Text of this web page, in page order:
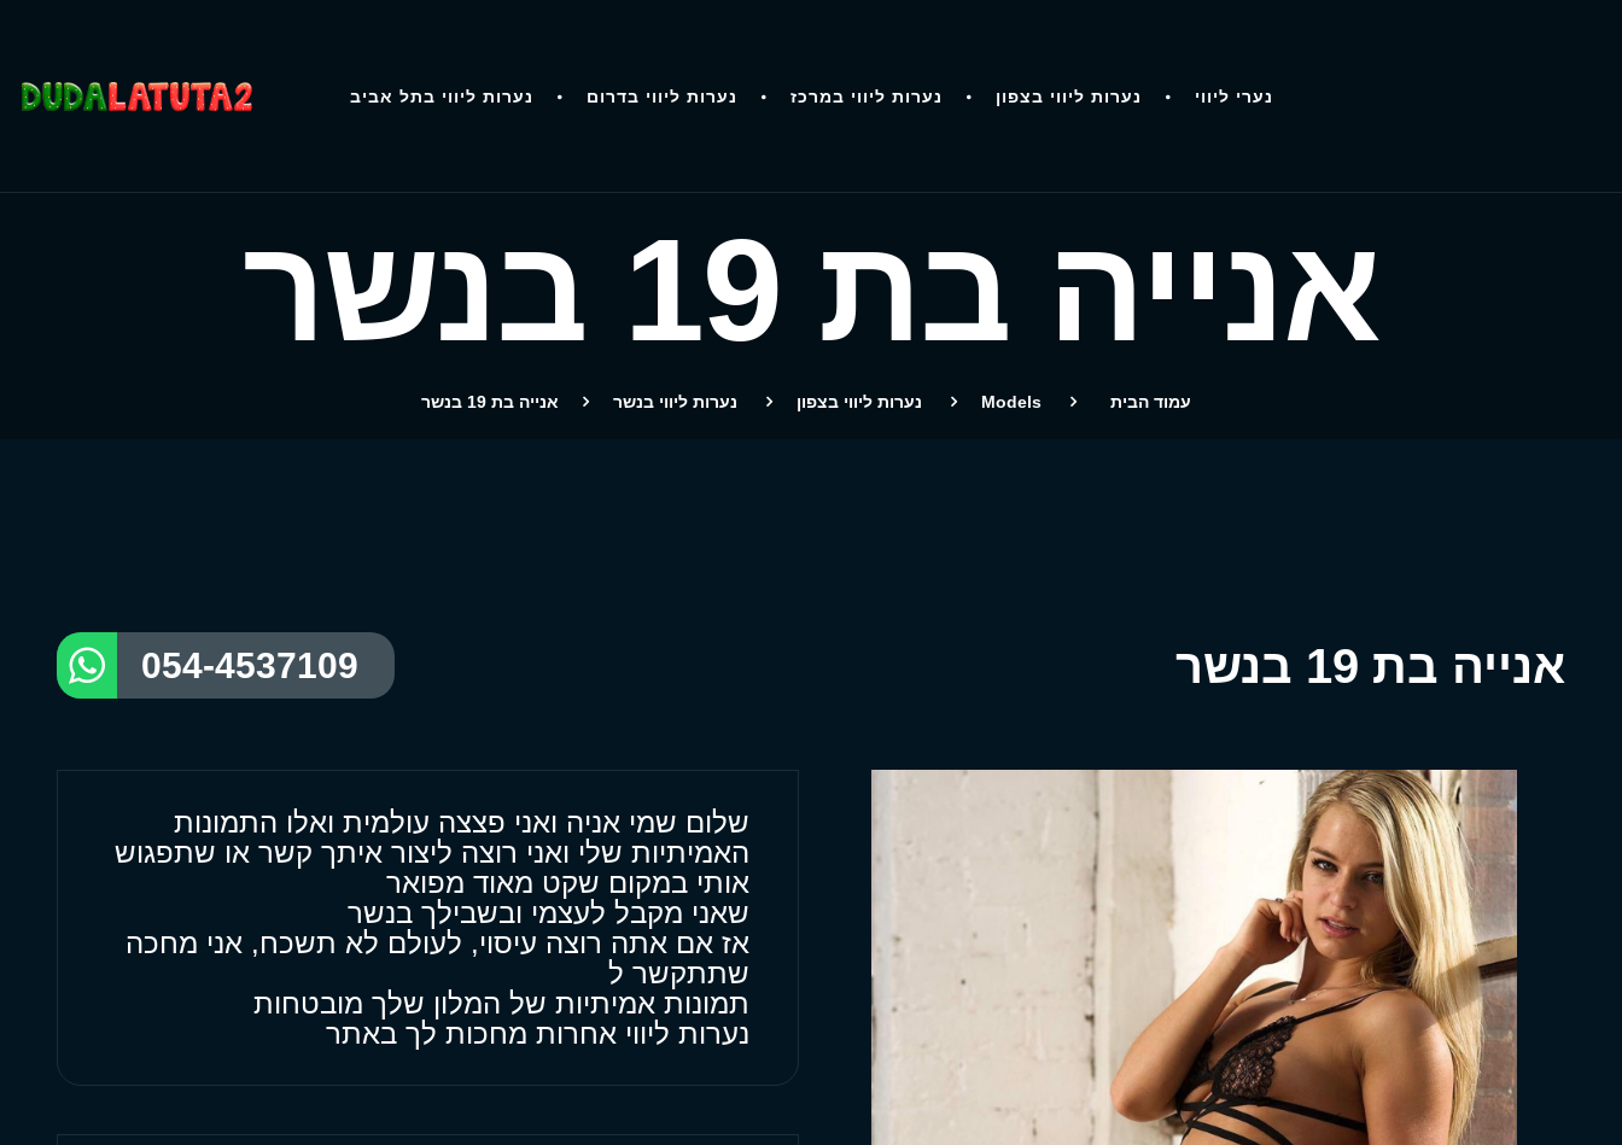
נערות ליווי בתל אביב נערות ליווי בדרום נערות ליווי במרכז נערות ליווי בצפון נערי ליווי
אנייה בת 19 בנשר
עמוד הבית Models נערות ליווי בצפון נערות ליווי בנשר אנייה בת 19 בנשר
אנייה בת 19 בנשר 054-4537109
שלום שמי אניה ואני פצצה עולמית ואלו התמונות
האמיתיות שלי ואני רוצה ליצור איתך קשר או שתפגוש
אותי במקום שקט מאוד מפואר
שאני מקבל לעצמי ובשבילך בנשר
אז אם אתה רוצה עיסוי, לעולם לא תשכח, אני מחכה
שתתקשר ל
תמונות אמיתיות של המלון שלך מובטחות
נערות ליווי אחרות מחכות לך באתר